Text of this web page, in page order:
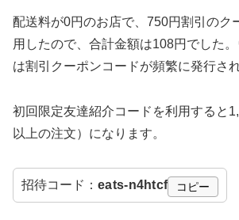
配送料が0円のお店で、750円割引のク
用したので、合計金額は108円でした
は割引クーポンコードが頻繁に発行され
初回限定友達紹介コードを利用すると
以上の注文）になります。
招待コード： eats-n4htcf コピー